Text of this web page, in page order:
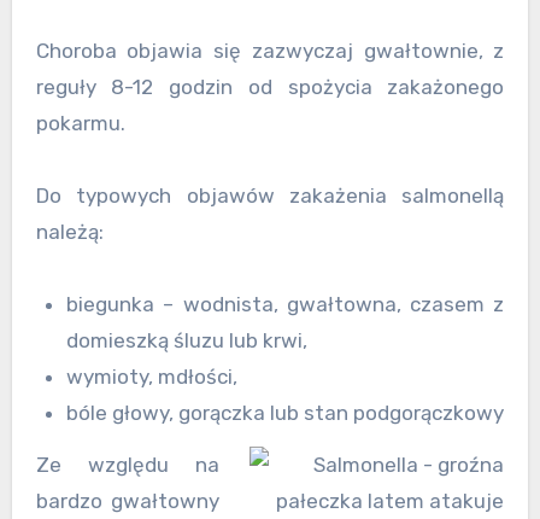
Choroba objawia się zazwyczaj gwałtownie, z
reguły 8-12 godzin od spożycia zakażonego
pokarmu.
Do typowych objawów zakażenia salmonellą
należą:
biegunka – wodnista, gwałtowna, czasem z
domieszką śluzu lub krwi,
wymioty, mdłości,
bóle głowy, gorączka lub stan podgorączkowy
Ze względu na
bardzo gwałtowny